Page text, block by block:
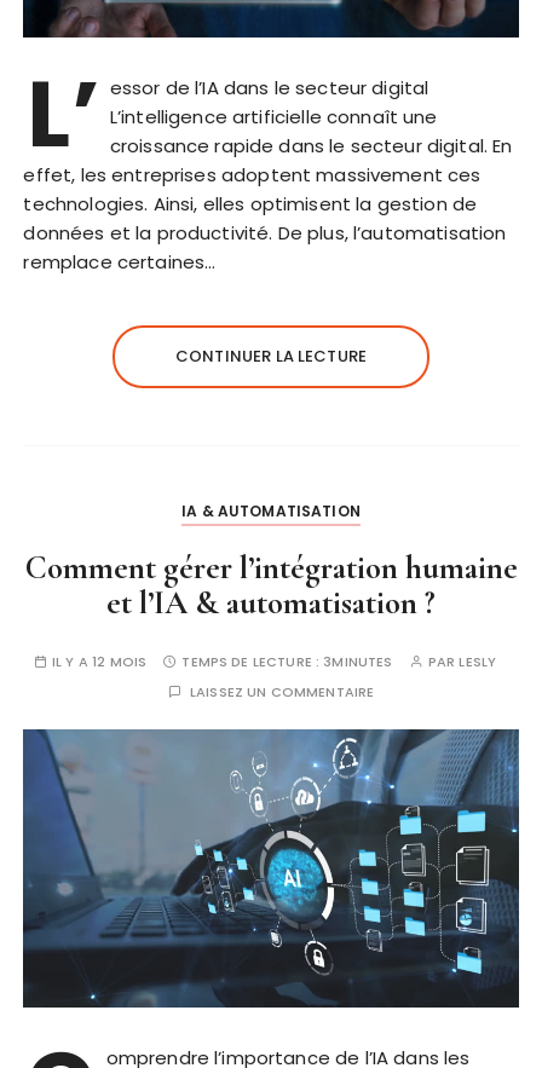
L’ essor de l’IA dans le secteur digital
L’intelligence artificielle connaît une
croissance rapide dans le secteur digital. En
effet, les entreprises adoptent massivement ces
technologies. Ainsi, elles optimisent la gestion de
données et la productivité. De plus, l’automatisation
remplace certaines…
CONTINUER LA LECTURE
IA & AUTOMATISATION
Comment gérer l’intégration humaine
et l’IA & automatisation ?
IL Y A 12 MOIS TEMPS DE LECTURE : 3MINUTES PARLESLY
LAISSEZ UN COMMENTAIRE
omprendre l’importance de l’IA dans les